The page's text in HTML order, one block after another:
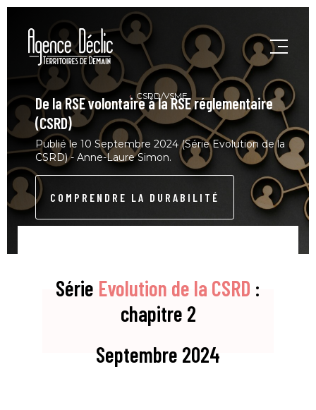
CSRD/VSME
De la RSE volontaire à la RSE réglementaire
(CSRD)
Publié le 10 Septembre 2024 (Série Evolution de la
CSRD) - Anne-Laure Simon.
COMPRENDRE LA DURABILITÉ
Série Evolution de la CSRD :
chapitre 2
Septembre 2024